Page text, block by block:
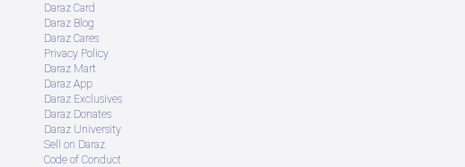
Daraz Card
Daraz Blog
Daraz Cares
Privacy Policy
Daraz Mart
Daraz App
Daraz Exclusives
Daraz Donates
Daraz University
Sell on Daraz
Code of Conduct